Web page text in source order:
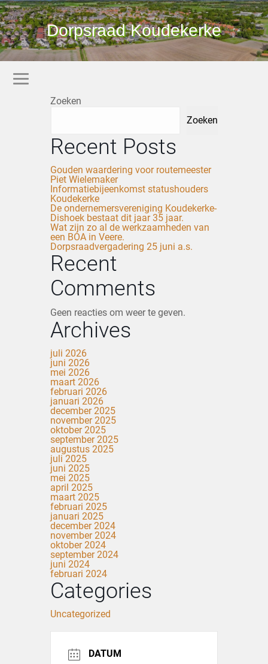
Dorpsraad Koudekerke
Zoeken
Zoeken
Recent Posts
Gouden waardering voor routemeester
Piet Wielemaker
Informatiebijeenkomst statushouders
Koudekerke
De ondernemersvereniging Koudekerke-
Dishoek bestaat dit jaar 35 jaar.
Wat zijn zo al de werkzaamheden van
een BOA in Veere.
Dorpsraadvergadering 25 juni a.s.
Recent
Comments
Geen reacties om weer te geven.
Archives
juli 2026
juni 2026
mei 2026
maart 2026
februari 2026
januari 2026
december 2025
november 2025
oktober 2025
september 2025
augustus 2025
juli 2025
juni 2025
mei 2025
april 2025
maart 2025
februari 2025
januari 2025
december 2024
november 2024
oktober 2024
september 2024
juni 2024
februari 2024
Categories
Uncategorized
DATUM